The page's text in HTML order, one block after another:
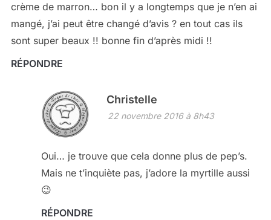
crème de marron… bon il y a longtemps que je n’en ai
mangé, j’ai peut être changé d’avis ? en tout cas ils
sont super beaux !! bonne fin d’après midi !!
RÉPONDRE
Christelle
22 novembre 2016 à 8h43
Oui… je trouve que cela donne plus de pep’s.
Mais ne t’inquiète pas, j’adore la myrtille aussi
😉
RÉPONDRE